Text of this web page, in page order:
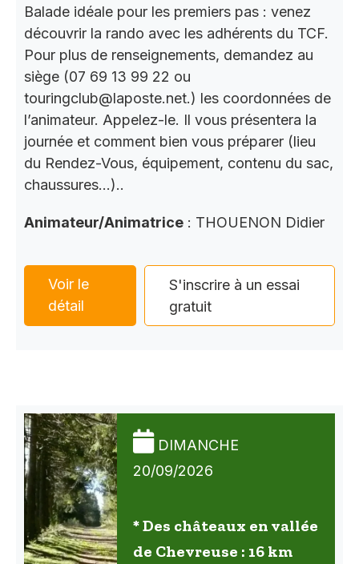
Balade idéale pour les premiers pas : venez
découvrir la rando avec les adhérents du TCF.
Pour plus de renseignements, demandez au
siège (07 69 13 99 22 ou
touringclub@laposte.net.) les coordonnées de
l’animateur. Appelez-le. Il vous présentera la
journée et comment bien vous préparer (lieu
du Rendez-Vous, équipement, contenu du sac,
chaussures…)..
Animateur/Animatrice : THOUENON Didier
Voir le
détail
S'inscrire à un essai
gratuit
DIMANCHE
20/09/2026
* Des châteaux en vallée
de Chevreuse : 16 km